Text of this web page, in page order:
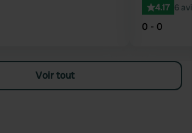
4.17 6
0 - 0
Voir tout